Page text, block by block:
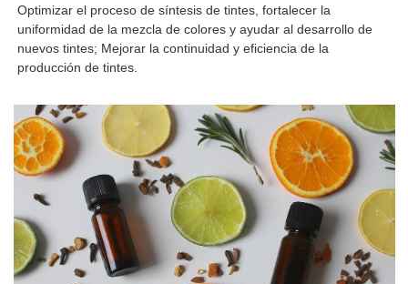
Optimizar el proceso de síntesis de tintes, fortalecer la
uniformidad de la mezcla de colores y ayudar al desarrollo de
nuevos tintes; Mejorar la continuidad y eficiencia de la
producción de tintes.